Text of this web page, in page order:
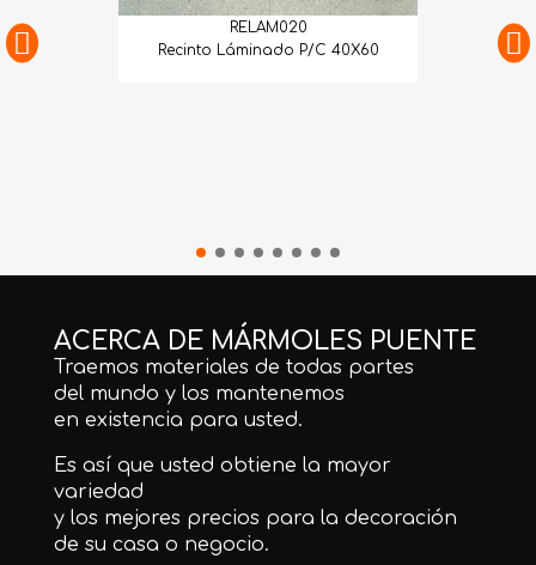
RELAM020
Recinto Láminado P/C 40X60
ACERCA DE MÁRMOLES PUENTE
Traemos materiales de todas partes
del mundo y los mantenemos
en existencia para usted.
Es así que usted obtiene la mayor
variedad
y los mejores precios para la decoración
de su casa o negocio.